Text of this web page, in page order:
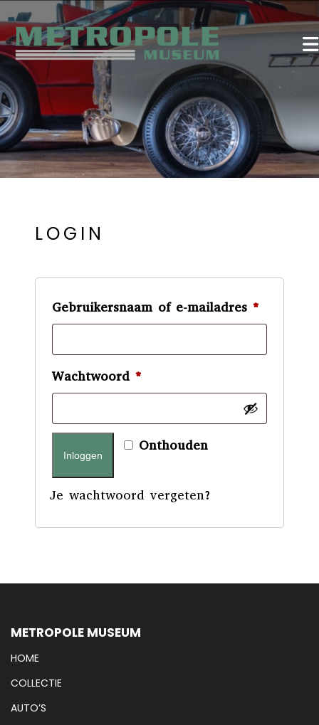
LOGIN
Gebruikersnaam of e-mailadres *Vereist
Wachtwoord *Vereist
Onthouden
Inloggen
Je wachtwoord vergeten?
METROPOLE MUSEUM
HOME
COLLECTIE
AUTO’S